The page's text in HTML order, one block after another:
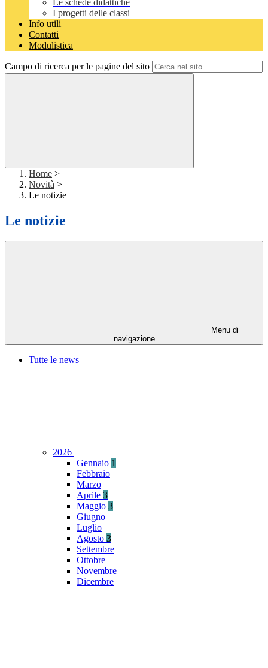
Le schede didattiche
I progetti delle classi
Info utili
Contatti
Modulistica
Campo di ricerca per le pagine del sito
Home >
Novità >
Le notizie
Le notizie
Menu di
navigazione
Tutte le news
2026
Gennaio 1
Febbraio
Marzo
Aprile 3
Maggio 3
Giugno
Luglio
Agosto 3
Settembre
Ottobre
Novembre
Dicembre